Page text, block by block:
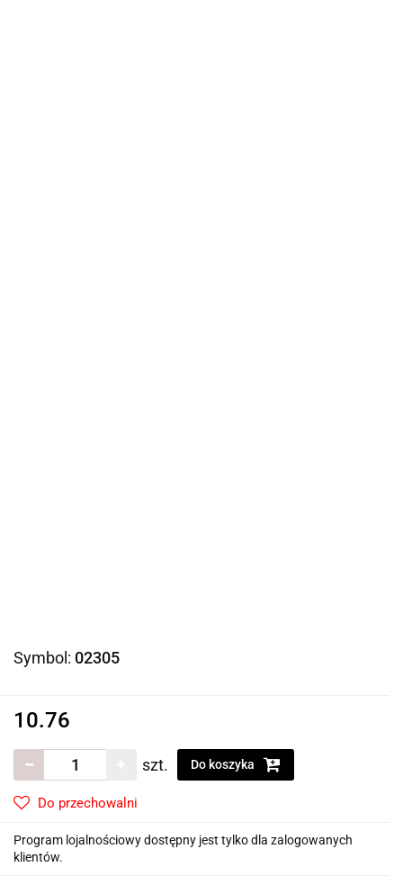
Symbol: 02305
10.76
szt. Do koszyka
Do przechowalni
Program lojalnościowy dostępny jest tylko dla zalogowanych
klientów.